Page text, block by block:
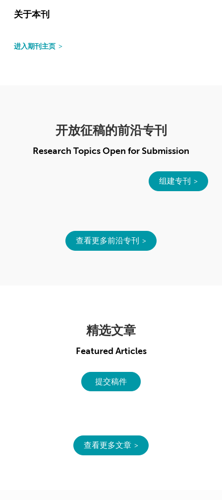
关于本刊
进入期刊主页
开放征稿的前沿专刊
Research Topics Open for Submission
组建专刊
查看更多前沿专刊
精选文章
Featured Articles
提交稿件
查看更多文章